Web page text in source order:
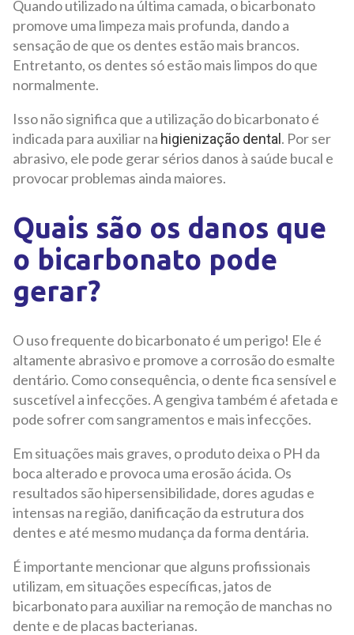
Quando utilizado na última camada, o bicarbonato
promove uma limpeza mais profunda, dando a
sensação de que os dentes estão mais brancos.
Entretanto, os dentes só estão mais limpos do que
normalmente.
Isso não significa que a utilização do bicarbonato é
indicada para auxiliar na higienização dental. Por ser
abrasivo, ele pode gerar sérios danos à saúde bucal e
provocar problemas ainda maiores.
Quais são os danos que
o bicarbonato pode
gerar?
O uso frequente do bicarbonato é um perigo! Ele é
altamente abrasivo e promove a corrosão do esmalte
dentário. Como consequência, o dente fica sensível e
suscetível a infecções. A gengiva também é afetada e
pode sofrer com sangramentos e mais infecções.
Em situações mais graves, o produto deixa o PH da
boca alterado e provoca uma erosão ácida. Os
resultados são hipersensibilidade, dores agudas e
intensas na região, danificação da estrutura dos
dentes e até mesmo mudança da forma dentária.
É importante mencionar que alguns profissionais
utilizam, em situações específicas, jatos de
bicarbonato para auxiliar na remoção de manchas no
dente e de placas bacterianas.